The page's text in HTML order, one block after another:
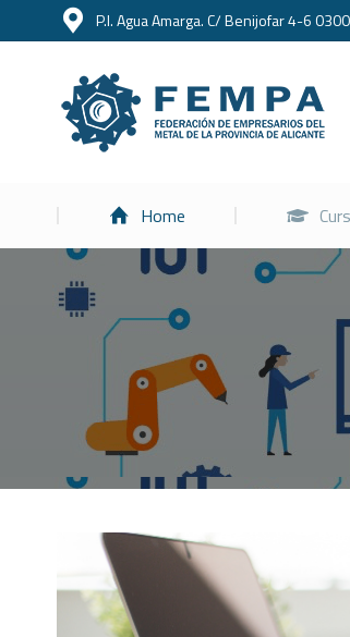
P.I. Agua Amarga. C/ Benijofar 4-6
Home
Estás aquí: